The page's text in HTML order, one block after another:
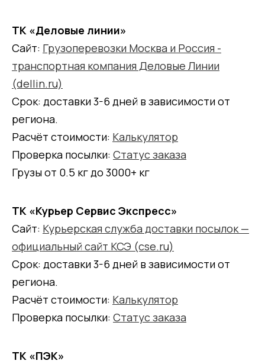
ТК «Деловые линии»
Сайт: Грузоперевозки Москва и Россия -
транспортная компания Деловые Линии
(dellin.ru)
Срок: доставки 3-6 дней в зависимости от
региона.
Расчёт стоимости: Калькулятор
Проверка посылки: Статус заказа
Грузы от 0.5 кг до 3000+ кг
ТК «Курьер Сервис Экспресс»
Сайт: Курьерская служба доставки посылок —
официальный сайт КСЭ (cse.ru)
Срок: доставки 3-6 дней в зависимости от
региона.
Расчёт стоимости: Калькулятор
Проверка посылки: Статус заказа
ТК «ПЭК»